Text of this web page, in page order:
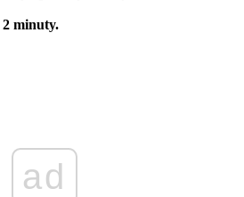
2 minuty.
ad